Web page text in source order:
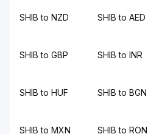
SHIB to NZD SHIB to AED
SHIB to GBP SHIB to INR
SHIB to HUF SHIB to BGN
SHIB to MXN SHIB to RON